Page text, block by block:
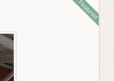
Featured